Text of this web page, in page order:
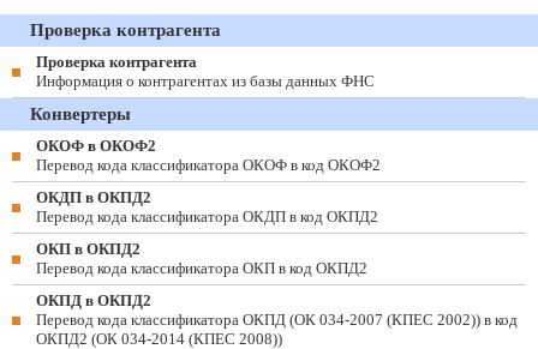
Проверка контрагента
Проверка контрагента
Информация о контрагентах из базы данных ФНС
Конвертеры
ОКОФ в ОКОФ2
Перевод кода классификатора ОКОФ в код ОКОФ2
ОКДП в ОКПД2
Перевод кода классификатора ОКДП в код ОКПД2
ОКП в ОКПД2
Перевод кода классификатора ОКП в код ОКПД2
ОКПД в ОКПД2
Перевод кода классификатора ОКПД (ОК 034-2007 (КПЕС 2002)) в код
ОКПД2 (ОК 034-2014 (КПЕС 2008))